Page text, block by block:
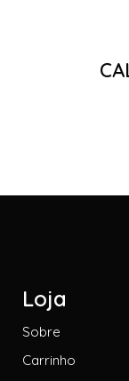
Loja
Sobre
Carrinho